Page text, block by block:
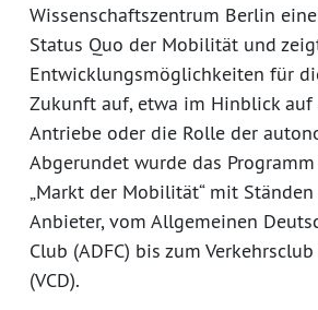
Wissenschaftszentrum Berlin
Status Quo der Mobilität und
Entwicklungsmöglichkeiten für
Zukunft auf, etwa im Hinblick
Antriebe oder die Rolle der
Abgerundet wurde das
„Markt der Mobilität“ mit
Anbieter, vom Allgemeinen
Club (ADFC) bis zum
(VCD).